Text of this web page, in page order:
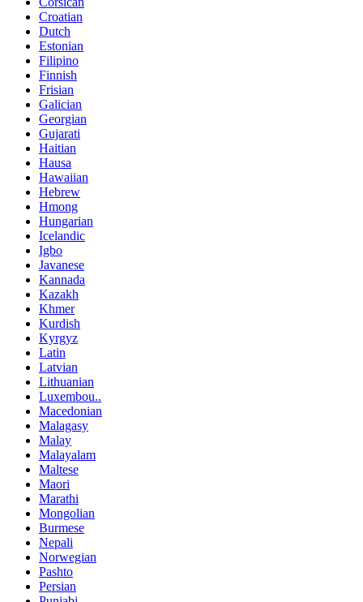
Croatian
Dutch
Estonian
Filipino
Finnish
Frisian
Galician
Georgian
Gujarati
Haitian
Hausa
Hawaiian
Hebrew
Hmong
Hungarian
Icelandic
Igbo
Javanese
Kannada
Kazakh
Khmer
Kurdish
Kyrgyz
Latin
Latvian
Lithuanian
Luxembou..
Macedonian
Malagasy
Malay
Malayalam
Maltese
Maori
Marathi
Mongolian
Burmese
Nepali
Norwegian
Pashto
Persian